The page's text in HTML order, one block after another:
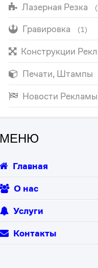
Лазерная Резка
Гравировка (1)
Конструкции
Печати, Штампы
Новости Рекламы
МЕНЮ
Главная
О нас
Услуги
Контакты